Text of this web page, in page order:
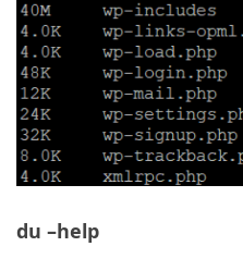
du –help